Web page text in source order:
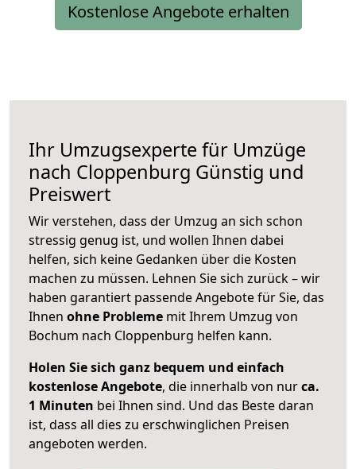
Kostenlose Angebote erhalten
Ihr Umzugsexperte für Umzüge
nach Cloppenburg Günstig und
Preiswert
Wir verstehen, dass der Umzug an sich schon
stressig genug ist, und wollen Ihnen dabei
helfen, sich keine Gedanken über die Kosten
machen zu müssen. Lehnen Sie sich zurück – wir
haben garantiert passende Angebote für Sie, das
Ihnen ohne Probleme mit Ihrem Umzug von
Bochum nach Cloppenburg helfen kann.
Holen Sie sich ganz bequem und einfach
kostenlose Angebote, die innerhalb von nurca.
1 Minuten bei Ihnen sind. Und das Beste daran
ist, dass all dies zu erschwinglichen Preisen
angeboten werden.